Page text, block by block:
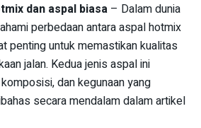
dan aspal biasa – Dalam dunia
perbedaan antara aspal hotmix
penting untuk memastikan kualitas
jalan. Kedua jenis aspal ini
dan kegunaan yang
secara mendalam dalam artikel